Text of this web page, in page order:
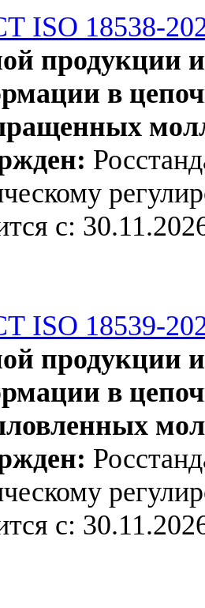
ISO 18538-
продукции
в
с:
ISO 18539-
продукции
в
с: